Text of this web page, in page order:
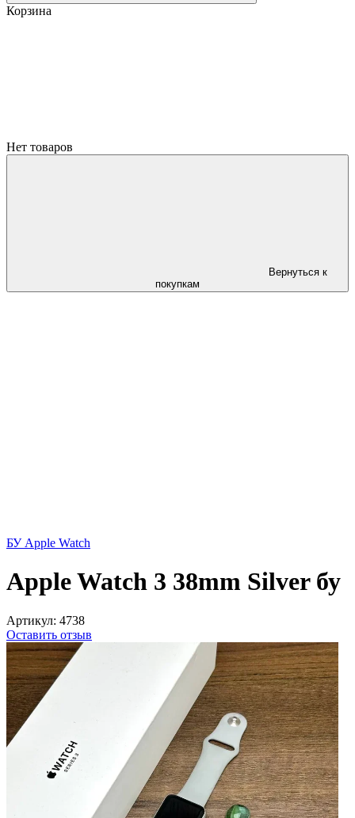
Корзина
Нет товаров
Вернуться к
покупкам
БУ Apple Watch
Apple Watch 3 38mm Silver бу
Артикул: 4738
Оставить отзыв